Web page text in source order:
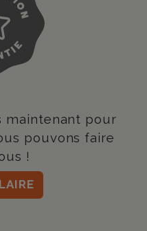
maintenant pour
pouvons faire
!